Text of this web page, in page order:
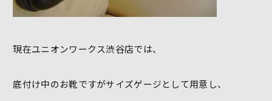
現在ユニオンワークス渋谷店では、
底付け中のお靴ですがサイズゲージとして用意し、